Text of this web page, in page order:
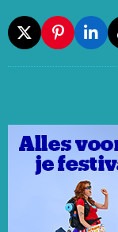
X
P
I
N
E
S
T
L
I
N
I
N